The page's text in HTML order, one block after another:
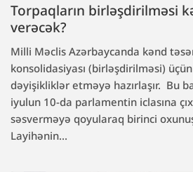
Torpaqların birləşdirilməsi
verəcək?
Milli Məclis Azərbaycanda kənd
konsolidasiyası (birləşdirilməsi)
dəyişikliklər etməyə hazırlaşır. Bu
iyulun 10-da parlamentin iclasına
səsverməyə qoyularaq birinci
Layihənin...